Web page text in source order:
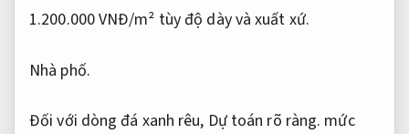
1.200.000 VNĐ/m² tùy độ dày và xuất xứ.
Nhà phố.
Đối với dòng đá xanh rêu, Dự toán rõ ràng. mức